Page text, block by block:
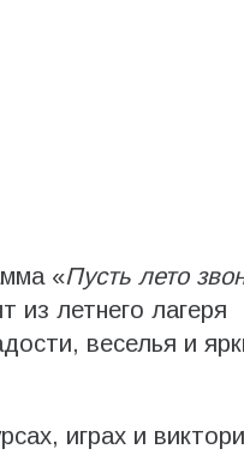
«Пусть лето
из летнего лагеря
веселья и
играх и